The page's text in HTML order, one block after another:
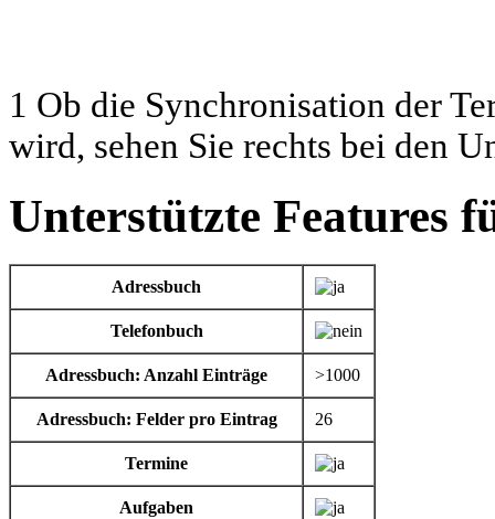
1 Ob die Synchronisation der
wird, sehen Sie rechts bei den
Unterstützte Features
Adressbuch
Telefonbuch
Adressbuch: Anzahl Einträge >1000
Adressbuch: Felder pro Eintrag 26
Termine
Aufgaben